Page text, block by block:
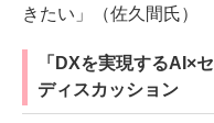
きたい」（佐久間氏）
「DXを実現するAI×
ディスカッション